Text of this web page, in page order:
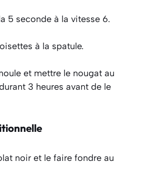
5 seconde à la vitesse 6.
à la spatule.
et mettre le nougat au
3 heures avant de le
noir et le faire fondre au